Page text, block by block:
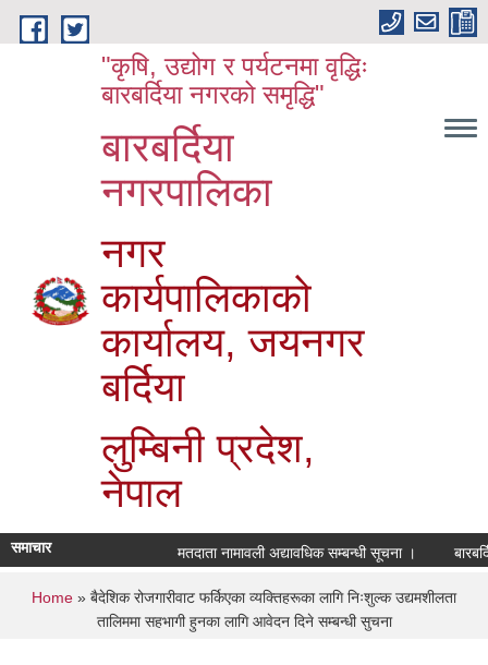
Skip to main content
"कृषि, उद्योग र पर्यटनमा वृद्धिः
बारबर्दिया नगरको समृद्धि"
बारबर्दिया
नगरपालिका
नगर
कार्यपालिकाको
कार्यालय, जयनगर
बर्दिया
लुम्बिनी प्रदेश,
नेपाल
समाचार मतदाता नामावली अद्यावधिक सम्बन्धी सूचना ।
You are here
Home » बैदेशिक रोजगारीवाट फर्किएका व्यक्तिहरूका लागि निःशुल्क उद्यमशीलता
तालिममा सहभागी हुनका लागि आवेदन दिने सम्बन्धी सुचना